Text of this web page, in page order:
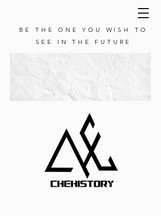
BE THE ONE YOU WISH TO
SEE IN THE FUTURE